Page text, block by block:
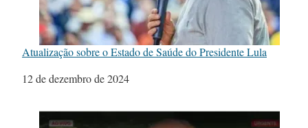
Atualização sobre o Estado de Saúde do Presidente Lula
Data
12 de dezembro de 2024